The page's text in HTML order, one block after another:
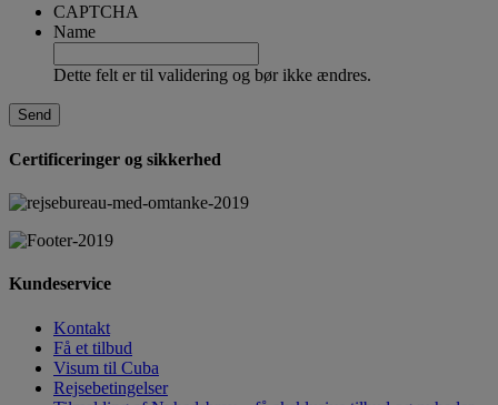
CAPTCHA
Name
Dette felt er til validering og bør ikke ændres.
Certificeringer og sikkerhed
Kundeservice
Kontakt
Få et tilbud
Visum til Cuba
Rejsebetingelser